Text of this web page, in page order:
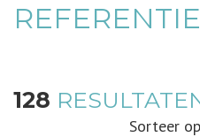
128
Sorteer op